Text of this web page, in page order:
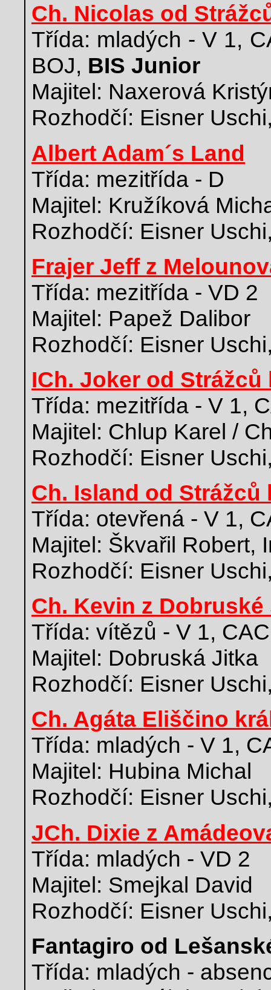
Ch. Nicolas od
Třída: mladých - V 1,
BOJ, BIS Junior
Majitel: Naxerová
Rozhodčí: Eisner
Albert Adam´s Land
Třída: mezitřída - D
Majitel: Kružíková
Rozhodčí: Eisner
Frajer Jeff z
Třída: mezitřída - VD 2
Majitel: Papež Dalibor
Rozhodčí: Eisner
ICh. Joker od Strážců
Třída: mezitřída - V 1,
Majitel: Chlup Karel /
Rozhodčí: Eisner
Ch. Island od Strážců
Třída: otevřená - V 1,
Majitel: Škvařil Robert,
Rozhodčí: Eisner
Ch. Kevin z Dobruské
Třída: vítězů - V 1,
Majitel: Dobruská Jitka
Rozhodčí: Eisner
Ch. Agáta Eliščino
Třída: mladých - V 1,
Majitel: Hubina Michal
Rozhodčí: Eisner
JCh. Dixie z
Třída: mladých - VD 2
Majitel: Smejkal David
Rozhodčí: Eisner
Fantagiro od
Třída: mladých -